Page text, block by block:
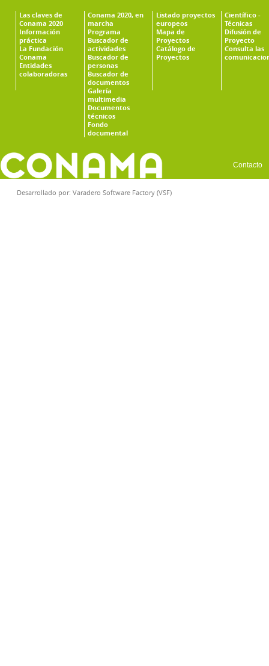
Las claves de
Conama 2020
Información
práctica
La Fundación
Conama
Entidades
colaboradoras
Conama 2020, en
marcha
Programa
Buscador de
actividades
Buscador de
personas
Buscador de
documentos
Galería
multimedia
Documentos
técnicos
Fondo
documental
Listado proyectos
europeos
Mapa de
Proyectos
Catálogo de
Proyectos
Científico -
Técnicas
Difusión de
Proyecto
Consulta las
Contacto
Desarrollado por: Varadero Software Factory (VSF)